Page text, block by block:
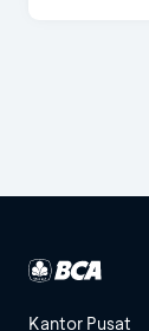
Kantor Pusat